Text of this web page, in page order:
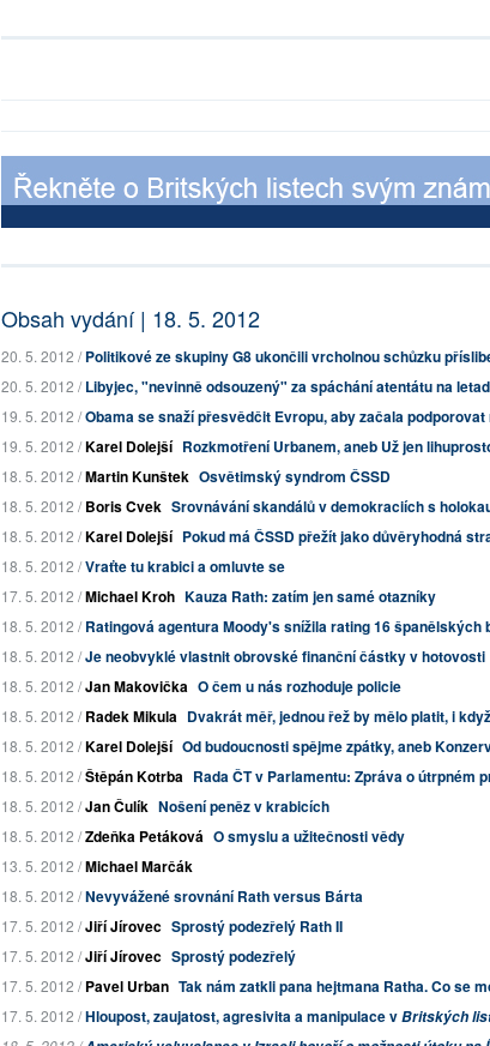
Obsah vydání | 18. 5. 2012
20. 5. 2012 /Politikové ze skupiny G8 ukončili vrcholnou schůzku
20. 5. 2012 /Libyjec, "nevinně odsouzený" za spáchání atentátu na
19. 5. 2012 /Obama se snaží přesvědčit Evropu, aby začala
19. 5. 2012 /Karel Dolejší Rozkmotření Urbanem, aneb Už jen
18. 5. 2012 /Martin Kunštek Osvětimský syndrom ČSSD
18. 5. 2012 /Boris Cvek Srovnávání skandálů v demokraciích s
18. 5. 2012 /Karel Dolejší Pokud má ČSSD přežít jako důvěryhodná
18. 5. 2012 /Vraťte tu krabici a omluvte se
17. 5. 2012 /Michael Kroh Kauza Rath: zatím jen samé otazníky
18. 5. 2012 /Ratingová agentura Moody's snížila rating 16 španělských
18. 5. 2012 /Je neobvyklé vlastnit obrovské finanční částky v hotovosti
18. 5. 2012 /Jan Makovička O čem u nás rozhoduje policie
18. 5. 2012 /Radek Mikula Dvakrát měř, jednou řež by mělo platit, i
18. 5. 2012 /Karel Dolejší Od budoucnosti spějme zpátky, aneb
18. 5. 2012 /Štěpán Kotrba Rada ČT v Parlamentu: Zpráva o útrpném
18. 5. 2012 /Jan Čulík Nošení peněz v krabicích
18. 5. 2012 /Zdeňka Petáková O smyslu a užitečnosti vědy
13. 5. 2012 /Michael Marčák
18. 5. 2012 /Nevyvážené srovnání Rath versus Bárta
17. 5. 2012 /Jiří Jírovec Sprostý podezřelý Rath II
17. 5. 2012 /Jiří Jírovec Sprostý podezřelý
17. 5. 2012 /Pavel Urban Tak nám zatkli pana hejtmana Ratha. Co se
17. 5. 2012 /Hloupost, zaujatost, agresivita a manipulace vBritských